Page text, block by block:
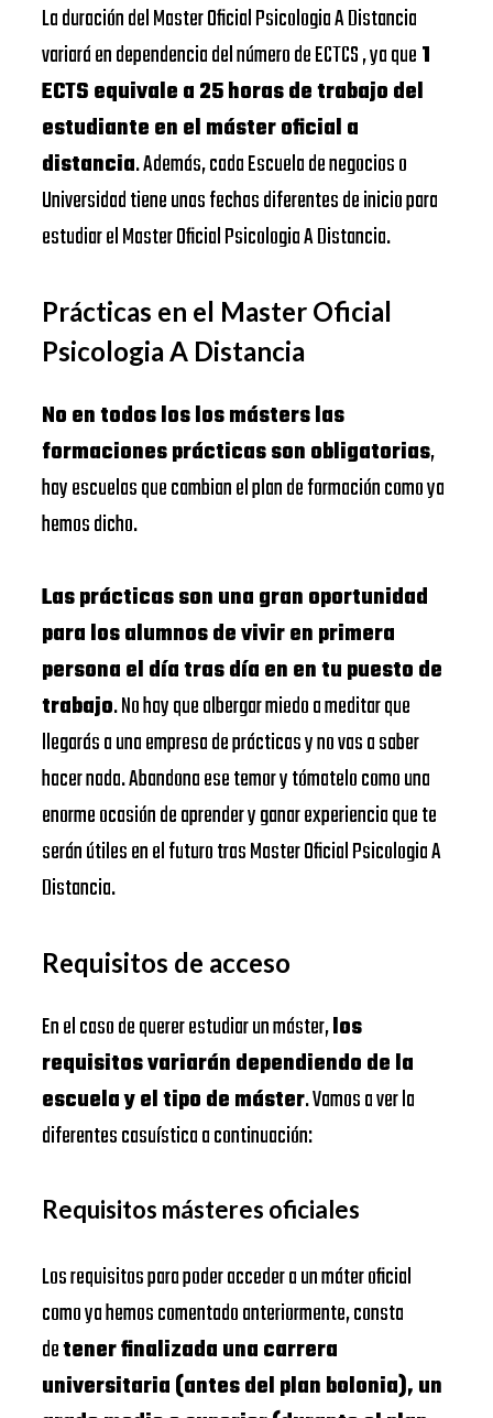
La duración del Master Oficial Psicologia A Distancia
variará en dependencia del número de ECTCS , ya que1
ECTS equivale a 25 horas de trabajo del
estudiante en el máster oficial a
distancia. Además, cada Escuela de negocios o
Universidad tiene unas fechas diferentes de inicio para
estudiar el Master Oficial Psicologia A Distancia.
Prácticas en el Master Oficial
Psicologia A Distancia
No en todos los los másters las
formaciones prácticas son obligatorias,
hay escuelas que cambian el plan de formación como ya
hemos dicho.
Las prácticas son una gran oportunidad
para los alumnos de vivir en primera
persona el día tras día en en tu puesto de
trabajo. No hay que albergar miedo a meditar que
llegarás a una empresa de prácticas y no vas a saber
hacer nada. Abandona ese temor y tómatelo como una
enorme ocasión de aprender y ganar experiencia que te
serán útiles en el futuro tras Master Oficial Psicologia A
Distancia.
Requisitos de acceso
En el caso de querer estudiar un máster,los
requisitos variarán dependiendo de la
escuela y el tipo de máster. Vamos a ver la
diferentes casuística a continuación:
Requisitos másteres oficiales
Los requisitos para poder acceder a un máter oficial
como ya hemos comentado anteriormente, consta
detener finalizada una carrera
universitaria (antes del plan bolonia), un